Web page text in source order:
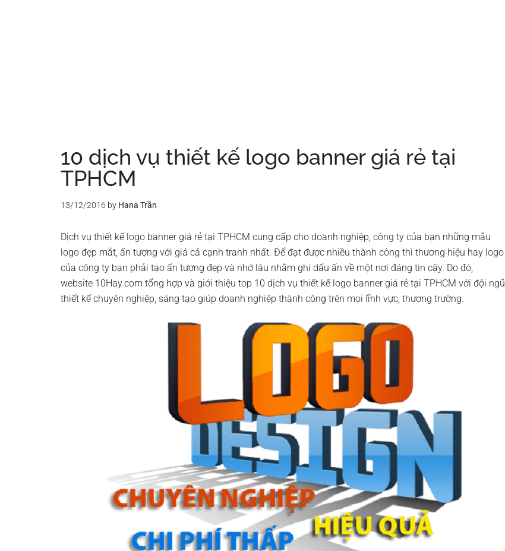
10 dịch vụ thiết kế logo banner giá rẻ tại
TPHCM
13/12/2016 by Hana Trần
Dịch vụ thiết kế logo banner giá rẻ tại TPHCM cung cấp cho doanh nghiệp, công ty của bạn những mẫu
logo đẹp mắt, ấn tượng với giá cả cạnh tranh nhất. Để đạt được nhiều thành công thì thương hiệu hay logo
của công ty bạn phải tạo ấn tượng đẹp và nhớ lâu nhằm ghi dấu ấn về một nơi đáng tin cậy. Do đó,
website 10Hay.com tổng hợp và giới thiệu top 10 dịch vụ thiết kế logo banner giá rẻ tại TPHCM với đội ngũ
thiết kế chuyên nghiệp, sáng tạo giúp doanh nghiệp thành công trên mọi lĩnh vực, thương trường.